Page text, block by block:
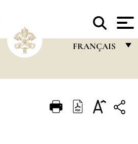
FRANÇAIS
ITALIANO